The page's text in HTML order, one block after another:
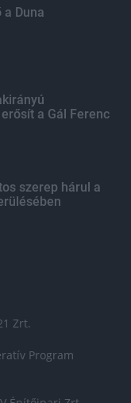
Duna
a Gál Ferenc
szerep hárul a
Zrt.
Program